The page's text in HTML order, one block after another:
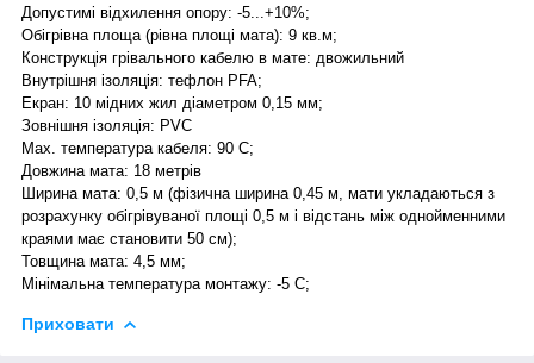
Допустимі відхилення опору: -5...+10%;
Обігрівна площа (рівна площі мата): 9 кв.м;
Конструкція грівального кабелю в мате: двожильний
Внутрішня ізоляція: тефлон PFA;
Екран: 10 мідних жил діаметром 0,15 мм;
Зовнішня ізоляція: PVC
Max. температура кабеля: 90 С;
Довжина мата: 18 метрів
Ширина мата: 0,5 м (фізична ширина 0,45 м, мати укладаються з
розрахунку обігрівуваної площі 0,5 м і відстань між однойменними
краями має становити 50 см);
Товщина мата: 4,5 мм;
Мінімальна температура монтажу: -5 С;
Приховати